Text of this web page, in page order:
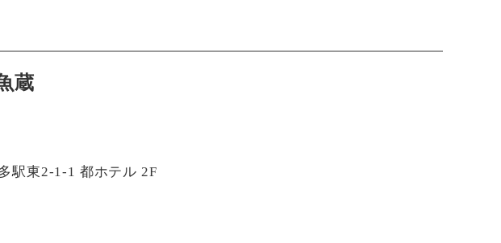
蔵
駅東2-1-1 都ホテル 2F